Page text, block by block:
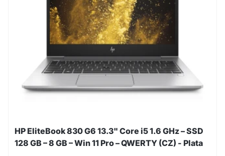
HP EliteBook 830 G6 13.3" Core i5 1.6 GHz – SSD
128 GB – 8 GB – Win 11 Pro – QWERTY (CZ) - Plata